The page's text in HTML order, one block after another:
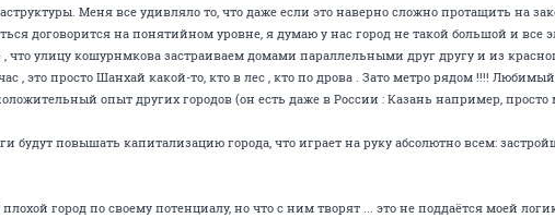
Меня все удивляло то, что даже если это наверно сложно протащить на
договорится на понятийном уровне, я думаю у нас город не такой большой и все
что улицу кошурнмкова застраиваем домами параллельными друг другу и из
, это просто Шанхай какой-то, кто в лес , кто по дрова . Зато метро рядом !!!!
опыт других городов (он есть даже в России : Казань например,
будут повышать капитализацию города, что играет на руку абсолютно всем:
город по своему потенциалу, но что с ним творят ... это не поддаётся моей